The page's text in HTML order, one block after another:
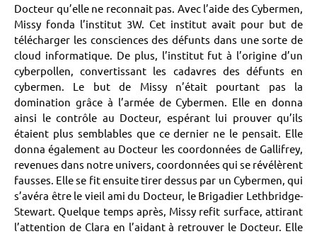
Docteur qu’elle ne reconnait pas. Avec l’aide des Cybermen,
Missy fonda l’institut 3W. Cet institut avait pour but de
télécharger les consciences des défunts dans une sorte de
cloud informatique. De plus, l’institut fut à l’origine d’un
cyberpollen, convertissant les cadavres des défunts en
cybermen. Le but de Missy n’était pourtant pas la
domination grâce à l’armée de Cybermen. Elle en donna
ainsi le contrôle au Docteur, espérant lui prouver qu’ils
étaient plus semblables que ce dernier ne le pensait. Elle
donna également au Docteur les coordonnées de Gallifrey,
revenues dans notre univers, coordonnées qui se révélèrent
fausses. Elle se fit ensuite tirer dessus par un Cybermen, qui
s’avéra être le vieil ami du Docteur, le Brigadier Lethbridge-
Stewart. Quelque temps après, Missy refit surface, attirant
l’attention de Clara en l’aidant à retrouver le Docteur. Elle